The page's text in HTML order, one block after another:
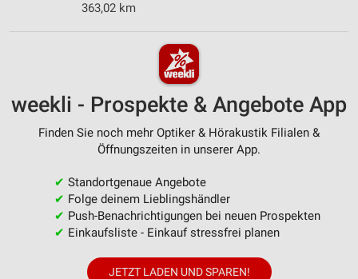
363,02 km
weekli - Prospekte & Angebote App
Finden Sie noch mehr Optiker & Hörakustik Filialen &
Öffnungszeiten in unserer App.
✔ Standortgenaue Angebote
✔ Folge deinem Lieblingshändler
✔ Push-Benachrichtigungen bei neuen Prospekten
✔ Einkaufsliste - Einkauf stressfrei planen
JETZT LADEN UND SPAREN!